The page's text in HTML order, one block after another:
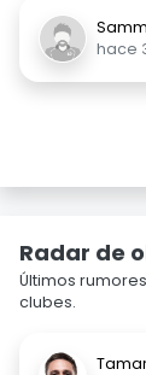
hace
Radar de
Últimos
clubes.